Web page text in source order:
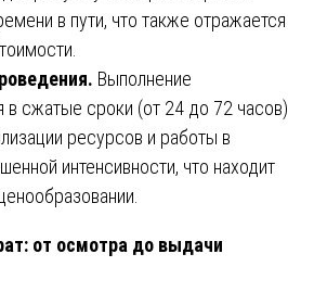
в пути, что также отражается
Выполнение
в сжатые сроки (от 24 до 72 часов)
ресурсов и работы в
интенсивности, что находит
от осмотра до выдачи